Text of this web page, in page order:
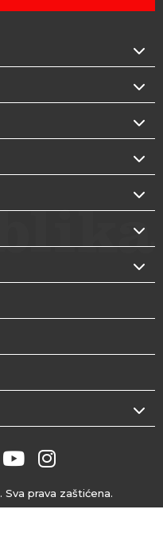
. Sva prava zaštićena.